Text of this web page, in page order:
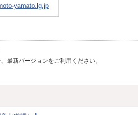
yamato.lg.jp
最新バージョンをご利用ください。